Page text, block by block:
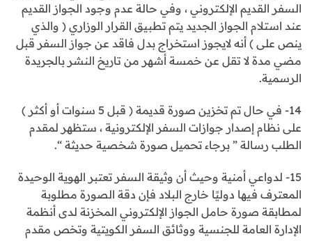
السفر القديم الإلكتروني ، وفي حالة عدم وجود الجواز القديم
عند استلام الجواز الجديد يتم تطبيق القرار الوزاري ( والذي
ينص على ) أنه لايجوز استخراج بدل فاقد عن جواز السفر قبل
مضي مدة لا تقل عن خمسة أشهر من تاريخ النشر بالجريدة
الرسمية.
14- في حال تم تخزين صورة قديمة ( قبل 5 سنوات أو أكثر )
على نظام إصدار جوازات السفر الإلكترونية ، ستظهر لمقدم
الطلب رسالة ” برجاء تحميل صورة شخصية حديثة “.
15- لدواعي أمنية وحيث أن وثيقة السفر تعتبر الهوية الوحيدة
المعترف فيها دوليًا خارج البلاد فإن دقة الصورة مطلوبة
لمطابقة صورة حامل الجواز الإلكتروني المخزنة لدى أنظمة
الإدارة العامة للجنسية ووثائق السفر الكويتية وتخص مقدم